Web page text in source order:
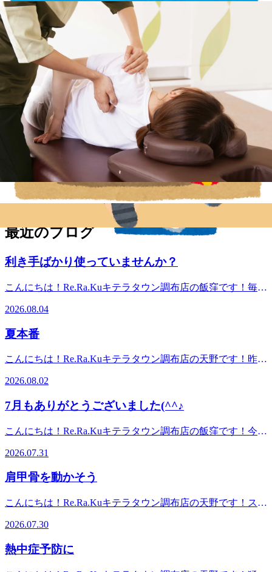
☆調布駅より電車で5分☆
京王線「柴崎駅」徒歩4分
京王線「つつじヶ丘駅」徒歩8分
◆TEL
042-426-7587 (店舗)
03-4540-6336 (予約センター)
◆営業時間
10:00～21:00(最終受付20:30)
*-----------------------------------------------*
WEB予約する
電話予約する042-426-7587
最近のブログ
利き手ばかり使っていませんか？
こんにちは！Re.Ra.Kuキテラタウン調布店の飯窪です！毎日
スマートフォンを操作する、バッグを持つなど、何気ない動
作でも利き手を使う機会は意外と多いもです。同じ側ばかり
使い続けると、体のバランスが崩れやすくなり、首や肩、腰
持ってみたり、バッグをかける肩を変えてみたりと、小さな
工夫を取り入れるだけでも身体の負担を分散しやすくなりま
っとしたクセを意識してみるのもおすすめです(^○^)ぜひ試
してみてくださいね！【8/5の空き時間】10：10～ 11：00
～【8/6の空き時間】10：10～ 19：30～ Re.Ra.Kuキテラタ
*-----------------------------------------------*マッサージ・エステファ
レイと健康を手に入れよう！【Re.Ra.Kuキテラタウン調布
動車学校の隣です◆アクセス☆調布駅より電車で5分☆京王
◆TEL042-426-7587 (店舗)◆営業時間10:00～21:00(最終受付
20:30)*-----------------------------------------------*
2026.08.04
夏本番
こんにちは！Re.Ra.Kuキテラタウン調布店の天野です！昨日
り暑い日が続いてますね。そんな暑い時期にピッタリな【爽
酸泡を使用するヘッドスパでひんやりシュワシュワな炭酸泡
トコース、ハンドケアなどにもこの炭酸泡をご利用できま
す！足、腕もよりスッキリできます！この機会にぜひ体験し
てみて下さい！※爽快ヘッドスパ、爽快ハンドケアはオプシ
ョンメニューの為単品での提供はしていませんのでご了承く
ださい。Re.Ra.Kuキテラタウン調布店は元気に皆さんのご来
店をお待ちしております！*----------------------------------------------
ア＆肩甲骨ストレッチでキレイと健康を手に入れよう！
キテラタウン調布1F※調布自動車学校の隣です◆アクセス
2026.08.02
7月もありがとうございました(^^♪
こんにちは！Re.Ra.Kuキテラタウン調布店の飯窪です！今日
ただき、ありがとうございました！明日からはあっという間
に8月です(^^;8月は花火大会やお祭りなど夏ならではのイベ
ントがたくさんですね！これからさらに暑い日が続く予報な
です。当店でぜひ、お身体のメンテナンス、リフレッシュし
にいらしてくださいね(^^♪【本日7/31の空き時間】12：00
11：40～ Re.Ra.Kuキテラタウン調布店は元気に皆さんのご
来店をお待ちしております！*-------------------------------------------
2026.07.31
肩甲骨を動かそう
こんにちは！Re.Ra.Kuキテラタウン調布店の天野です！スマ
や目の疲れや肩こりが身近になっています。さらに夏になる
と暑さのせいで動きたくなくない、エアコンなど冷たい風に
あたり血流が低下し肩こりなどに繋がります。肩こりの解消
2026.07.30
熱中症予防に